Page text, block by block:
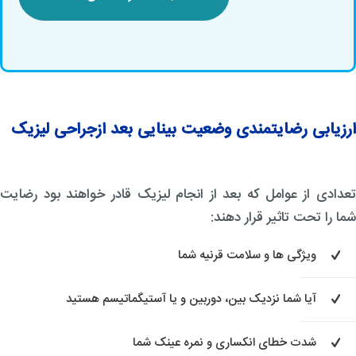
ارزیابی رضایتمندی وضعیت بینایی بعد ازجراحی لیزیک
تعدادی از عوامل که بعد از انجام لیزیک قادر خواهند بود رضایت
شما را تحت تاثیر قرار دهند:
ویژگی ها و سلامت قرنیه شما
آیا شما نزدیک بین، دوربین و یا آستیگماتیسم هستید
شدت خطای انکساری و نمره عینک شما